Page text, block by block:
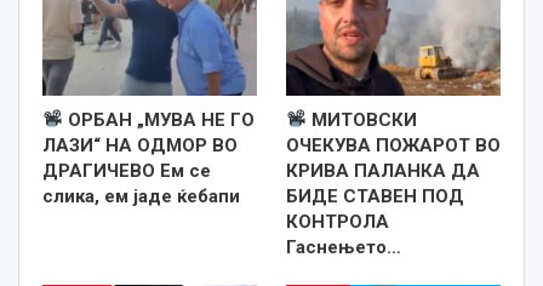
ОРБАН „МУВА НЕ ГО
ЛАЗИ“ НА ОДМОР ВО
ДРАГИЧЕВО Ем се
слика, ем јаде ќебапи
МИТОВСКИ
ОЧЕКУВА ПОЖАРОТ ВО
КРИВА ПАЛАНКА ДА
БИДЕ СТАВЕН ПОД
КОНТРОЛА
Гаснењето…